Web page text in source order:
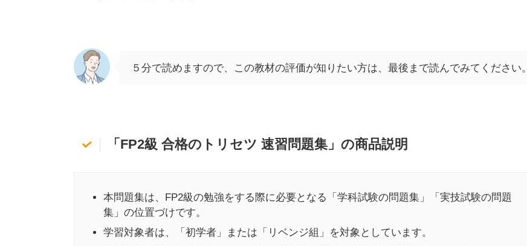
５分で読めますので、この教材の評価が知りたい方は、最後まで読んでみてください。
「 FP2級 合格のトリセツ 速習問題集 」の商品説明
本問題集は、FP2級の勉強をする際に必要となる「学科試験の問題集」「実技試験の問題
集」の位置づけです。
学習対象者は、「初学者」または「リベンジ組」を対象としています。